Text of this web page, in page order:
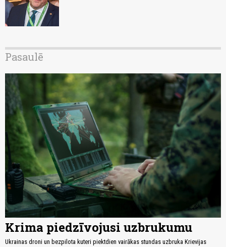
Pasaulē
Krima piedzīvojusi uzbrukumu
Ukrainas droni un bezpilota kuteri piektdien vairākas stundas uzbruka Krievijas